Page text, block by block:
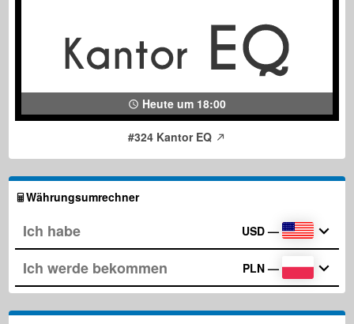
Heute um 18:00
#324 Kantor EQ
Währungsumrechner
USD —
PLN —